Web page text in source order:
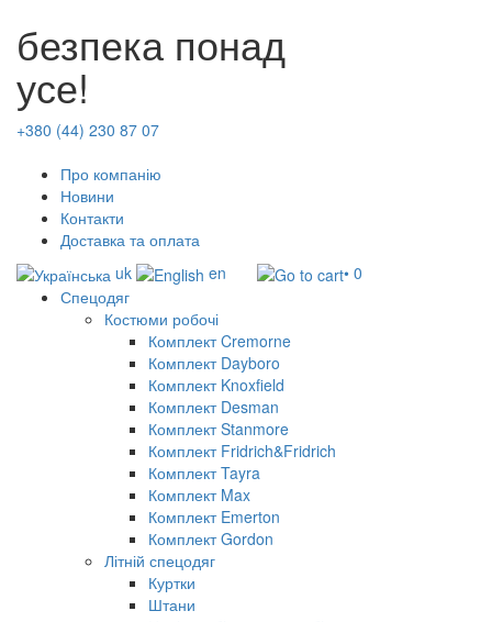
безпека понад
усе!
+380 (44) 230 87 07
Про компанію
Новини
Контакти
Доставка та оплата
uk
en
• 0
Спецодяг
Костюми робочі
Комплект Cremorne
Комплект Dayboro
Комплект Knoxfield
Комплект Desman
Комплект Stanmore
Комплект Fridrich&Fridrich
Комплект Tayra
Комплект Max
Комплект Emerton
Комплект Gordon
Літній спецодяг
Куртки
Штани